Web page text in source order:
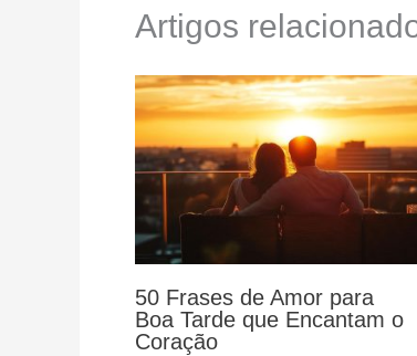
Artigos
50 Frases de Amor para
Boa Tarde que Encantam o
Coração